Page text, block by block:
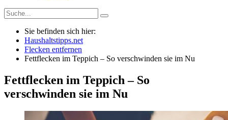
Sie befinden sich hier:
Haushaltstipps.net
Flecken entfernen
Fettflecken im Teppich – So verschwinden sie im Nu
Fettflecken im Teppich – So
verschwinden sie im Nu